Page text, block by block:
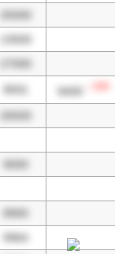
25000
13500
27000
9591 9400
26500
9000
8900
9964